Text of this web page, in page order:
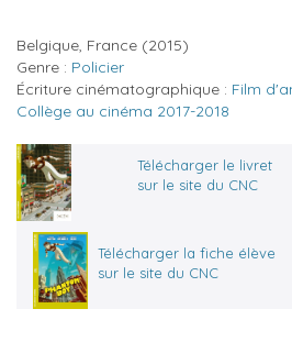
Belgique, France (2015)
Genre : Policier
Écriture cinématographique : Film
Collège au cinéma 2017-2018
Télécharger le livret
sur le site du CNC
Télécharger la fiche élève
sur le site du CNC